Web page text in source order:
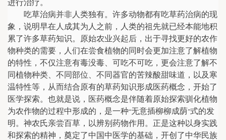
进行治疗。
吃草治病并非人类独有。许多动物都有吃草药治病的现
象，说明早在人成其为人之前，人类的祖先就已经本能地积
累了许多草药知识。原始农业兴起后，出于寻找更好的农作
物种类的需要，人们在尝食植物的同时会更加注意了解植物
的特性，不仅注意有毒没毒、可吃不可吃，更会注意了解不
同植物种类、不同部位、不同器官的苦辣酸甜味道，以及寒
温特性等，从而结合原有的草药知识形成医药概念，开始了
医学探索。也就是说，医药概念是伴随着原始探索驯化植物
为农作物的过程中形成的，是一种“无意插柳柳成荫”式的发
明。神农氏亲尝百草，以辨别药物作用。正是这种以身实践
和探索的精神，奠定了中国中医学的基础，开创了中华民族